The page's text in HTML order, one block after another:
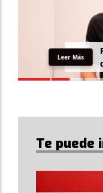
Leer Más
Te puede